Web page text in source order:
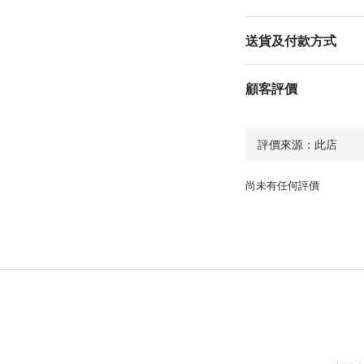
送貨及付款方式
顧客評價
尚未有任何評價